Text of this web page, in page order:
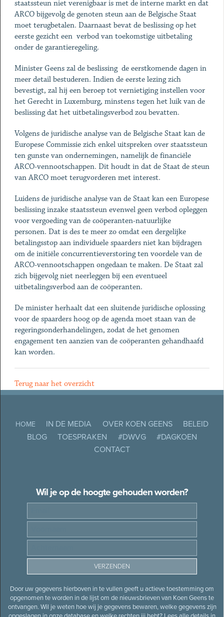
staatssteun niet verenigbaar is met de interne markt en dat
ARCO bijgevolg de genoten steun aan de Belgische Staat
moet terugbetalen. Daarnaast bevat de beslissing op het
eerste gezicht een verbod van toekomstige uitbetaling
onder de garantieregeling.
Minister Geens zal de beslissing de eerstkomende dagen in
meer detail bestuderen. Indien de eerste lezing zich
bevestigt, zal hij een beroep tot vernietiging instellen voor
het Gerecht in Luxemburg, minstens tegen het luik van de
beslissing dat het uitbetalingsverbod zou bevatten.
Volgens de juridische analyse van de Belgische Staat kan de
Europese Commissie zich enkel uitspreken over staatssteun
ten gunste van ondernemingen, namelijk de financiële
ARCO-vennootschappen. Dit houdt in dat de Staat de steun
van ARCO moet terugvorderen met interest.
Luidens de juridische analyse van de Staat kan een Europese
beslissing inzake staatssteun evenwel geen verbod opleggen
voor vergoeding van de coöperanten-natuurlijke
personen. Dat is des te meer zo omdat een dergelijke
betalingsstop aan individuele spaarders niet kan bijdragen
om de initiële concurrentieverstoring ten voordele van de
ARCO-vennootschappen ongedaan te maken. De Staat zal
zich bijgevolg niet neerleggen bij een eventueel
uitbetalingsverbod aan de coöperanten.
De minister herhaalt dat een sluitende juridische oplossing
voor de spaarders hoog op de agenda moet staan van de
regeringsonderhandelingen, zodat de het genomen
engagement ten aanzien van de coöperanten gehandhaafd
kan worden.
Terug naar het overzicht
HOME IN DE MEDIA OVER KOEN GEENS
BELEID
BLOG
TOESPRAKEN #DWVG
#DAGKOEN
CONTACT
Wil je op de hoogte gehouden worden?
Door uw gegevens hierboven in te vullen geeft u actieve toestemming om
opgenomen te worden in de lijst om de nieuwsbrieven van Koen Geens te
ontvangen. Wil je weten hoe wij je gegevens bewaren, welke gegevens zijn